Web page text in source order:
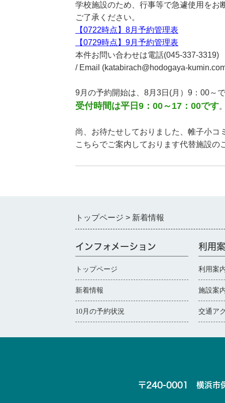
学校施設のため、行事等で急遽使用をお
ご了承ください。
【0722時点】8月予約管理表
【0729時点】9月予約管理表
本件お問い合わせは電話(045-337-3319)
/ Email (katabirach@hodogaya-
9月の予約開始は、8月3日(月）9：00～
受付時間は平日9：00～17：00です
尚、お待たせしておりました、帷子小
こちらでご案内しております代替施設の
トップページ 新着情報
インフォメーション
トップページ
新着情報
10月の予約状況
利用
利用案
施設案
交通ア
〒240-0001 横浜市